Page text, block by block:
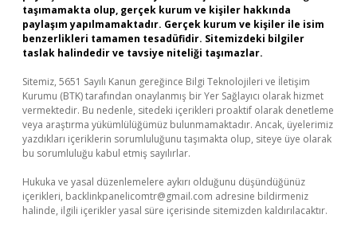
taşımamakta olup, gerçek kurum ve kişiler hakkında
paylaşım yapılmamaktadır. Gerçek kurum ve kişiler ile isim
benzerlikleri tamamen tesadüfidir. Sitemizdeki bilgiler
taslak halindedir ve tavsiye niteliği taşımazlar.
Sitemiz, 5651 Sayılı Kanun gereğince Bilgi Teknolojileri ve İletişim
Kurumu (BTK) tarafından onaylanmış bir Yer Sağlayıcı olarak hizmet
vermektedir. Bu nedenle, sitedeki içerikleri proaktif olarak denetleme
veya araştırma yükümlülüğümüz bulunmamaktadır. Ancak, üyelerimiz
yazdıkları içeriklerin sorumluluğunu taşımakta olup, siteye üye olarak
bu sorumluluğu kabul etmiş sayılırlar.
Hukuka ve yasal düzenlemelere aykırı olduğunu düşündüğünüz
içerikleri, backlinkpanelicomtr@gmail.com adresine bildirmeniz
halinde, ilgili içerikler yasal süre içerisinde sitemizden kaldırılacaktır.